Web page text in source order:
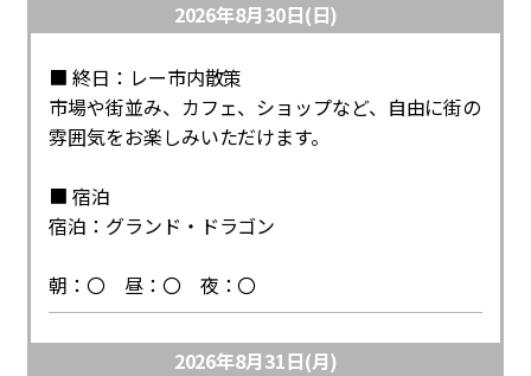
2026年8月30日(日)
■ 終日：レー市内散策
市場や街並み、カフェ、ショップなど、自由に街の
雰囲気をお楽しみいただけます。
■ 宿泊
宿泊：グランド・ドラゴン
朝：〇 昼：〇 夜：〇
2026年8月31日(月)